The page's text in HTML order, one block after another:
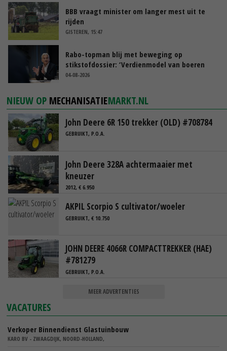
BBB vraagt minister om langer mest uit te
rijden
GISTEREN, 15:47
Rabo-topman blij met beweging op
stikstofdossier: ‘Verdienmodel van boeren
blijft cruciaal’
04-08-2026
NIEUW OP MECHANISATIEMARKT.NL
John Deere 6R 150 trekker (OLD) #708784
GEBRUIKT, P.O.A.
John Deere 328A achtermaaier met
kneuzer
2012, € 6.950
AKPIL Scorpio S cultivator/woeler
GEBRUIKT, € 10.750
JOHN DEERE 4066R COMPACTTREKKER (HAE)
#781279
GEBRUIKT, P.O.A.
MEER ADVERTENTIES
VACATURES
Verkoper Binnendienst Glastuinbouw
KARO BV - ZWAAGDIJK, NOORD-HOLLAND,